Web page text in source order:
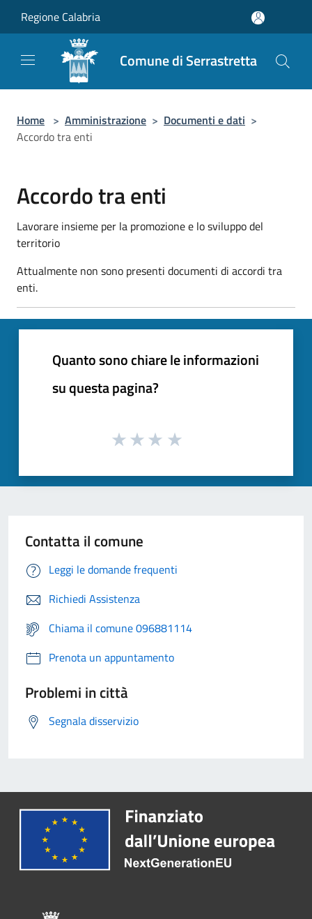
Regione Calabria
Comune di Serrastretta
Home > Amministrazione > Documenti e dati >
Accordo tra enti
Accordo tra enti
Lavorare insieme per la promozione e lo sviluppo del
territorio
Attualmente non sono presenti documenti di accordi tra
enti.
Quanto sono chiare le informazioni
su questa pagina?
Contatta il comune
Leggi le domande frequenti
Richiedi Assistenza
Chiama il comune 096881114
Prenota un appuntamento
Problemi in città
Segnala disservizio